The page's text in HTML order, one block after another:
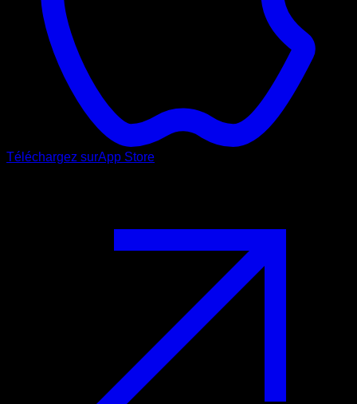
Téléchargez surApp Store